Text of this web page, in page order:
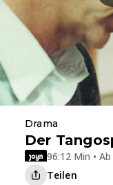
Drama
Der
96:12 Min •
Teilen